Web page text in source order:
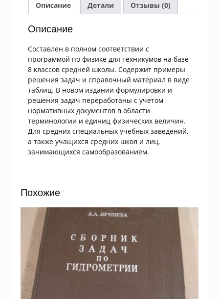
физике
Описание Детали Отзывы (0)
Описание
Составлен в полном соответствии с
программой по физике для техникумов на базе
8 классов средней школы. Содержит примеры
решения задач и справочный материал в виде
таблиц. В новом издании формулировки и
решения задач переработаны с учетом
нормативных документов в области
терминологии и единиц физических величин.
Для средних специальных учебных заведений,
а также учащихся средних школ и лиц,
занимающихся самообразованием.
Похожие